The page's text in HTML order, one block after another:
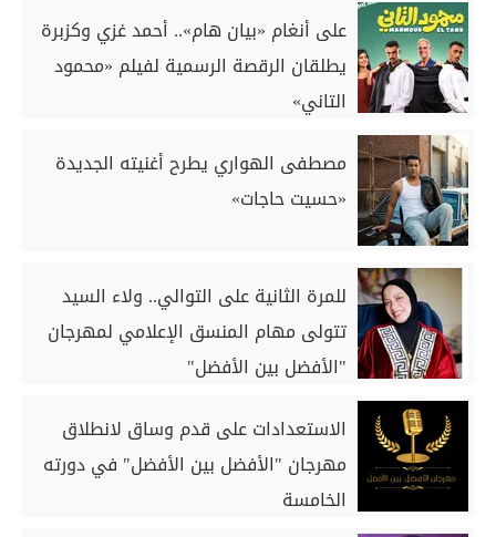
على أنغام «بيان هام».. أحمد غزي وكزبرة
يطلقان الرقصة الرسمية لفيلم «محمود
التاني»
مصطفى الهواري يطرح أغنيته الجديدة
«حسيت حاجات»
للمرة الثانية على التوالي.. ولاء السيد
تتولى مهام المنسق الإعلامي لمهرجان
"الأفضل بين الأفضل"
الاستعدادات على قدم وساق لانطلاق
مهرجان "الأفضل بين الأفضل" في دورته
الخامسة